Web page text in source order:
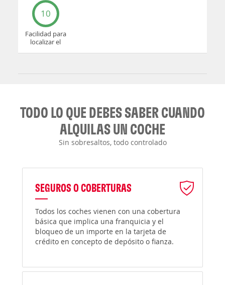
10
Facilidad para
localizar el
TODO LO QUE DEBES SABER CUANDO
ALQUILAS UN COCHE
Sin sobresaltos, todo controlado
SEGUROS O COBERTURAS
Todos los coches vienen con una cobertura
básica que implica una franquicia y el
bloqueo de un importe en la tarjeta de
crédito en concepto de depósito o fianza.